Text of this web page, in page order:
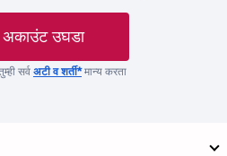
अकाउंट उघडा
सर्व अटी व शर्ती*मान्य करता